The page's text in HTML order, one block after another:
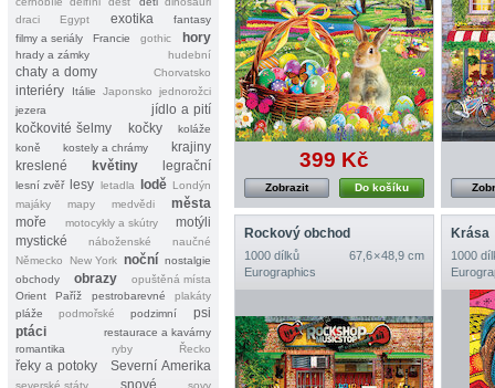
draci
Egypt exotika
fantasy
filmy a seriály
Francie gothic hory
hrady a zámky hudební
chaty a domy Chorvatsko
interiéry Itálie Japonsko
jednorožci
jezera
jídlo a pití
kočkovité šelmy
kočky
koláže
koně
kostely a chrámy
krajiny
kreslené
květiny legrační
lesní zvěř lesy letadla lodě Londýn
majáky
mapy medvědi
města
moře
motocykly a skútry
motýli
mystické
náboženské
naučné
Německo
New York noční nostalgie
obchody
obrazy
opuštěná místa
Orient
Paříž pestrobarevné
plakáty
pláže
podmořské podzimní
psi
ptáci
restaurace a kavárny
romantika
ryby Řecko
řeky a potoky Severní Amerika
severské státy snové
sovy
399 Kč
Do košíku
Zobrazit
Rockový obchod
1000 dílků
67,6 × 48,9 cm
Eurographics
Krása
1000